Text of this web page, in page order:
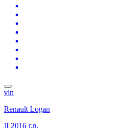
vin
Renault Logan
II 2016 г.в.